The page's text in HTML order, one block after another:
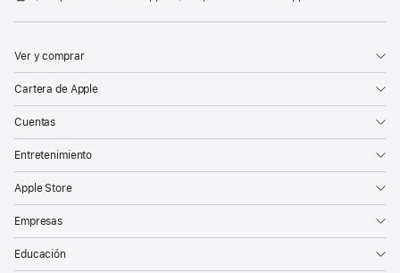
Ver y comprar
Cartera de Apple
Cuentas
Entretenimiento
Apple Store
Empresas
Educación